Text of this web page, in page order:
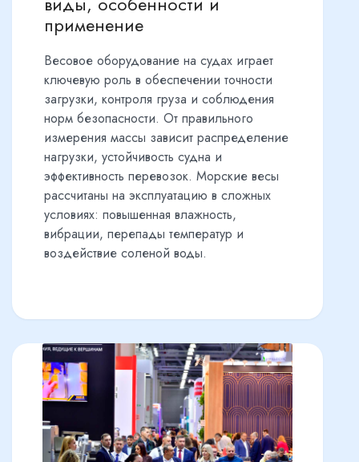
применение
Весовое оборудование на судах играет
ключевую роль в обеспечении точности
загрузки, контроля груза и соблюдения
норм безопасности. От правильного
измерения массы зависит распределение
нагрузки, устойчивость судна и
эффективность перевозок. Морские весы
рассчитаны на эксплуатацию в сложных
условиях: повышенная влажность,
вибрации, перепады температур и
воздействие соленой воды.